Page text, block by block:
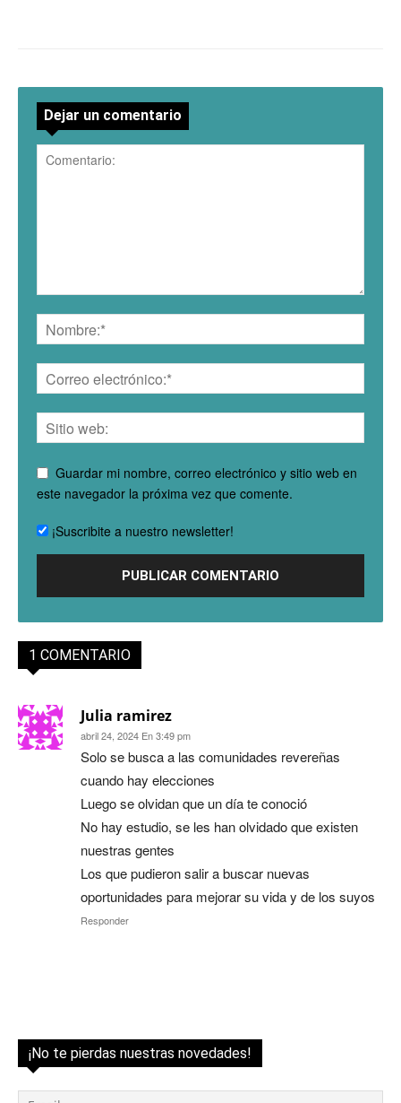
1 COMENTARIO
Julia ramirez
abril 24, 2024 En 3:49 pm
Solo se busca a las comunidades revereñas
cuando hay elecciones
Luego se olvidan que un día te conoció
No hay estudio, se les han olvidado que existen
nuestras gentes
Los que pudieron salir a buscar nuevas
oportunidades para mejorar su vida y de los suyos
Responder
Dejar un comentario
Guardar mi nombre, correo electrónico y sitio web en
este navegador la próxima vez que comente.
¡Suscribite a nuestro newsletter!
¡No te pierdas nuestras novedades!